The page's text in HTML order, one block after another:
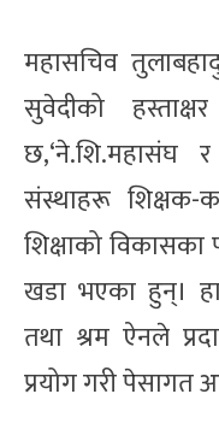
महासचिव
सुवेदीको
छ,‘ने.शि.महासंघ
संस्थाहरू शिक्षक-
शिक्षाको विकासका
खडा भएका हुन्।
तथा श्रम ऐनले
प्रयोग गरी पेसागत